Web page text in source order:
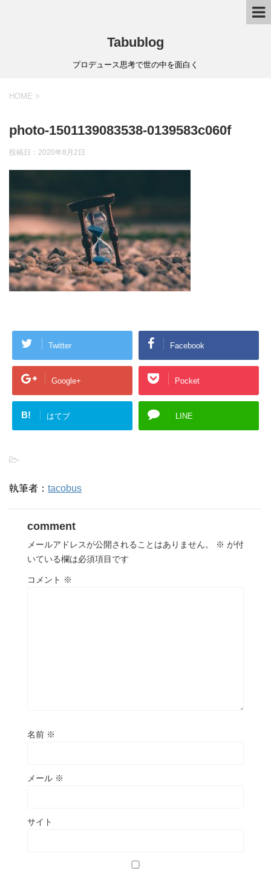
Tabublog
プロデュース思考で世の中を面白く
HOME >
photo-1501139083538-0139583c060f
投稿日： 2020年8月2日
Twitter Facebook
Google+ Pocket
B! はてブ LINE
-
執筆者： tacobus
comment
メールアドレスが公開されることはありません。 ※ が付
いている欄は必須項目です
コメント ※
名前 ※
メール ※
サイト